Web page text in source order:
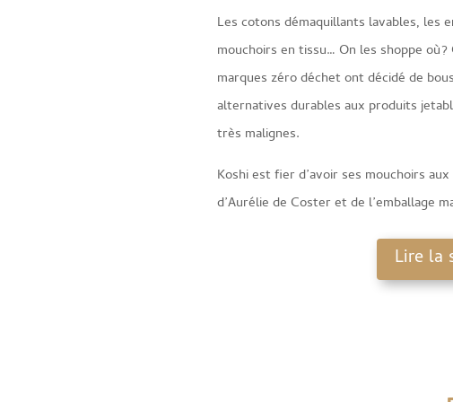
Les cotons démaquillants lavables, les
mouchoirs en tissu… On les shoppe
marques zéro déchet ont décidé de
alternatives durables aux produits
très malignes.
Koshi est fier d’avoir ses mouchoirs
d’Aurélie de Coster et de l’emballage
Lire la